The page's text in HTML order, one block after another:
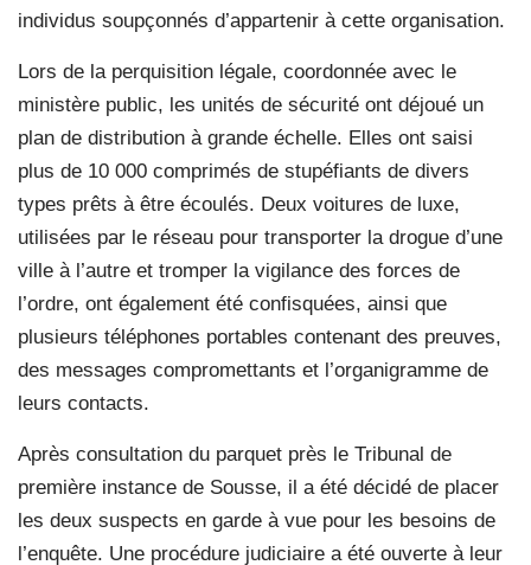
individus soupçonnés d’appartenir à cette organisation.
Lors de la perquisition légale, coordonnée avec le
ministère public, les unités de sécurité ont déjoué un
plan de distribution à grande échelle. Elles ont saisi
plus de 10 000 comprimés de stupéfiants de divers
types prêts à être écoulés. Deux voitures de luxe,
utilisées par le réseau pour transporter la drogue d’une
ville à l’autre et tromper la vigilance des forces de
l’ordre, ont également été confisquées, ainsi que
plusieurs téléphones portables contenant des preuves,
des messages compromettants et l’organigramme de
leurs contacts.
Après consultation du parquet près le Tribunal de
première instance de Sousse, il a été décidé de placer
les deux suspects en garde à vue pour les besoins de
l’enquête. Une procédure judiciaire a été ouverte à leur